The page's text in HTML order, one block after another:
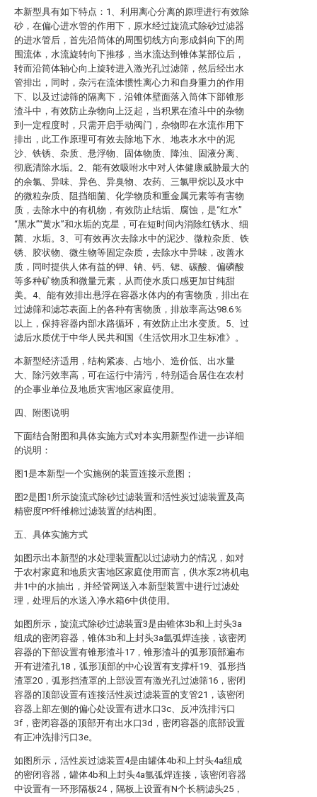
本新型具有如下特点：1、利用离心分离的原理进行有效除
砂，在偏心进水管的作用下，原水经过旋流式除砂过滤器
的进水管后，首先沿筒体的周围切线方向形成斜向下的周
围流体，水流旋转向下推移，当水流达到锥体某部位后，
转而沿筒体轴心向上旋转进入激光孔过滤筛，然后经出水
管排出，同时，杂污在流体惯性离心力和自身重力的作用
下、以及过滤筛的隔离下，沿锥体壁面落入筒体下部锥形
渣斗中，有效防止杂物向上泛起，当积累在渣斗中的杂物
到一定程度时，只需开启手动阀门，杂物即在水流作用下
排出，此工作原理可有效去除地下水、地表水水中的泥
沙、铁锈、杂质、悬浮物、固体物质、降浊、固液分离、
彻底清除水垢。2、能有效吸咐水中对人体健康威胁最大的
的余氯、异味、异色、异臭物、农药、三氯甲烷以及水中
的微粒杂质、阻挡细菌、化学物质和重金属元素等有害物
质，去除水中的有机物，有效防止结垢、腐蚀，是“红水”
“黑水”“黄水”和水垢的克星，可在短时间内消除红锈水、细
菌、水垢。3、可有效再次去除水中的泥沙、微粒杂质、铁
锈、胶状物、微生物等固定杂质，去除水中异味，改善水
质，同时提供人体有益的钾、钠、钙、锶、碳酸、偏磷酸
等多种矿物质和微量元素，从而使水质口感更加甘纯甜
美。4、能有效排出悬浮在容器水体内的有害物质，排出在
过滤筛和滤芯表面上的各种有害物质，排放率高达98.6％
以上，保持容器内部水路循环，有效防止出水变质。5、过
滤后水质优于中华人民共和国《生活饮用水卫生标准》。
本新型经济适用，结构紧凑、占地小、造价低、出水量
大、除污效率高，可在运行中清污，特别适合居住在农村
的企事业单位及地质灾害地区家庭使用。
四、附图说明
下面结合附图和具体实施方式对本实用新型作进一步详细
的说明：
图1是本新型一个实施例的装置连接示意图；
图2是图1所示旋流式除砂过滤装置和活性炭过滤装置及高
精密度PP纤维棉过滤装置的结构图。
五、具体实施方式
如图示出本新型的水处理装置配以过滤动力的情况，如对
于农村家庭和地质灾害地区家庭使用而言，供水泵2将机电
井1中的水抽出，并经管网送入本新型装置中进行过滤处
理，处理后的水送入净水箱6中供使用。
如图所示，旋流式除砂过滤装置3是由锥体3b和上封头3a
组成的密闭容器，锥体3b和上封头3a氩弧焊连接，该密闭
容器的下部设置有锥形渣斗17，锥形渣斗的弧形顶部遍布
开有进渣孔18，弧形顶部的中心设置有支撑杆19、弧形挡
渣罩20，弧形挡渣罩的上部设置有激光孔过滤筛16，密闭
容器的顶部设置有连接活性炭过滤装置的支管21，该密闭
容器上部左侧的偏心处设置有进水口3c、反冲洗排污口
3f，密闭容器的顶部开有出水口3d，密闭容器的底部设置
有正冲洗排污口3e。
如图所示，活性炭过滤装置4是由罐体4b和上封头4a组成
的密闭容器，罐体4b和上封头4a氩弧焊连接，该密闭容器
中设置有一环形隔板24，隔板上设置有N个长柄滤头25，